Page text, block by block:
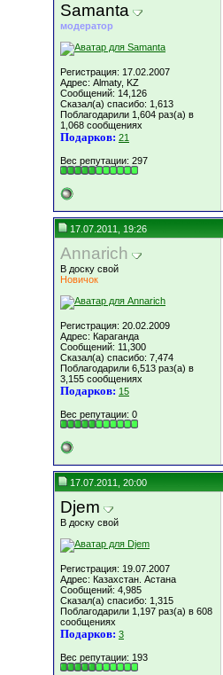
Samanta
модератор
Регистрация: 17.02.2007
Адрес: Almaty, KZ
Сообщений: 14,126
Сказал(а) спасибо: 1,613
Поблагодарили 1,604 раз(а) в
1,068 сообщениях
Подарков: 21
Вес репутации: 297
17.07.2011, 19:26
Annarich
В доску свой
Новичок
Регистрация: 20.02.2009
Адрес: Караганда
Сообщений: 11,300
Сказал(а) спасибо: 7,474
Поблагодарили 6,513 раз(а) в
3,155 сообщениях
Подарков: 15
Вес репутации: 0
17.07.2011, 20:00
Djem
В доску свой
Регистрация: 19.07.2007
Адрес: Казахстан. Астана
Сообщений: 4,985
Сказал(а) спасибо: 1,315
Поблагодарили 1,197 раз(а) в 608
сообщениях
Подарков: 3
Вес репутации: 193